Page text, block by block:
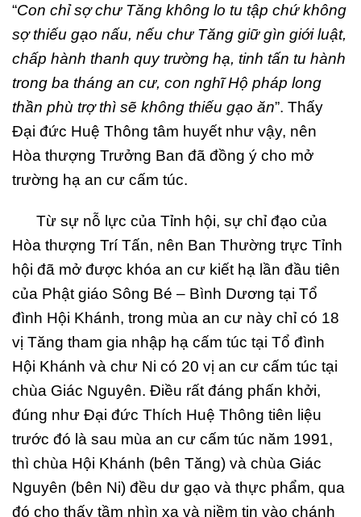
“Con chỉ sợ chư Tăng không lo tu tập chứ không
sợ thiếu gạo nấu, nếu chư Tăng giữ gìn giới luật,
chấp hành thanh quy trường hạ, tinh tấn tu hành
trong ba tháng an cư, con nghĩ Hộ pháp long
thần phù trợ thì sẽ không thiếu gạo ăn”. Thấy
Đại đức Huệ Thông tâm huyết như vậy, nên
Hòa thượng Trưởng Ban đã đồng ý cho mở
trường hạ an cư cấm túc.
Từ sự nỗ lực của Tỉnh hội, sự chỉ đạo của
Hòa thượng Trí Tấn, nên Ban Thường trực Tỉnh
hội đã mở được khóa an cư kiết hạ lần đầu tiên
của Phật giáo Sông Bé – Bình Dương tại Tổ
đình Hội Khánh, trong mùa an cư này chỉ có 18
vị Tăng tham gia nhập hạ cấm túc tại Tổ đình
Hội Khánh và chư Ni có 20 vị an cư cấm túc tại
chùa Giác Nguyên. Điều rất đáng phấn khởi,
đúng như Đại đức Thích Huệ Thông tiên liệu
trước đó là sau mùa an cư cấm túc năm 1991,
thì chùa Hội Khánh (bên Tăng) và chùa Giác
Nguyên (bên Ni) đều dư gạo và thực phẩm, qua
đó cho thấy tầm nhìn xa và niềm tin vào chánh